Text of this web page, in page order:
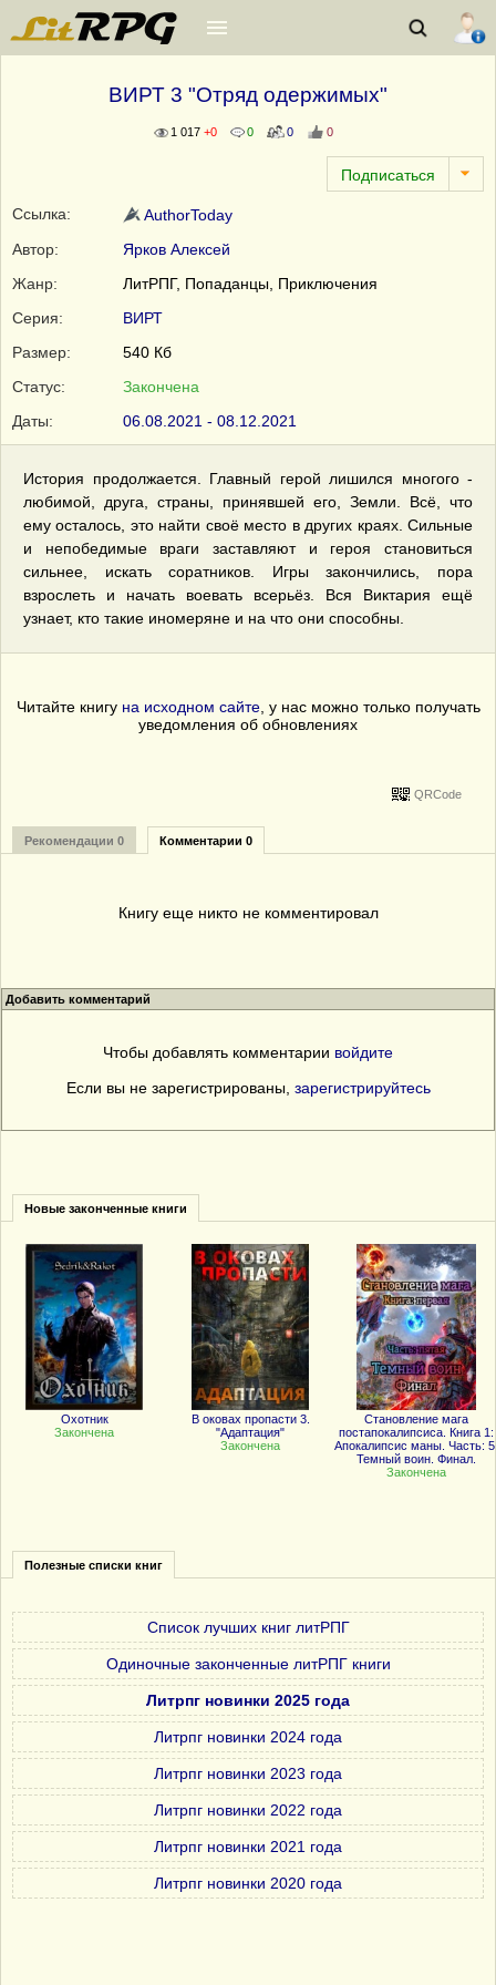
ВИРТ 3 "Отряд одержимых"
1 017 +0 0 0 0
Ссылка:
AuthorToday
Автор:
Ярков Алексей
Жанр:
ЛитРПГ, Попаданцы, Приключения
Серия:
ВИРТ
Размер:
540 Кб
Статус:
Закончена
Даты:
06.08.2021 - 08.12.2021
История продолжается. Главный герой лишился многого -
любимой, друга, страны, принявшей его, Земли. Всё, что
ему осталось, это найти своё место в других краях. Сильные
и непобедимые враги заставляют и героя становиться
сильнее, искать соратников. Игры закончились, пора
взрослеть и начать воевать всерьёз. Вся Виктария ещё
узнает, кто такие иномеряне и на что они способны.
Читайте книгу на исходном сайте, у нас можно только получать
уведомления об обновлениях
QRCode
Рекомендации 0 Комментарии 0
Книгу еще никто не комментировал
Добавить комментарий
Чтобы добавлять комментарии войдите
Если вы не зарегистрированы, зарегистрируйтесь
Новые законченные книги
Охотник
Закончена
В оковах пропасти 3.
"Адаптация"
Закончена
Становление мага
постапокалипсиса. Книга 1:
Апокалипсис маны. Часть:
Темный воин. Финал.
Закончена
Полезные списки книг
Список лучших книг литРПГ
Одиночные законченные литРПГ книги
Литрпг новинки 2025 года
Литрпг новинки 2024 года
Литрпг новинки 2023 года
Литрпг новинки 2022 года
Литрпг новинки 2021 года
Литрпг новинки 2020 года